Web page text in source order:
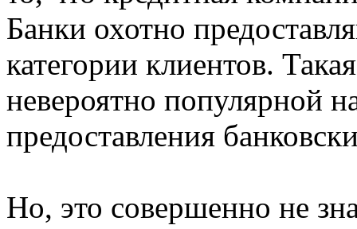
Банки охотно
категории клиентов.
невероятно популярной
предоставления
Но, это совершенно не